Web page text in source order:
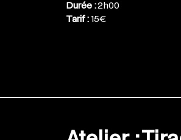
Durée :2h00
Tarif :15€